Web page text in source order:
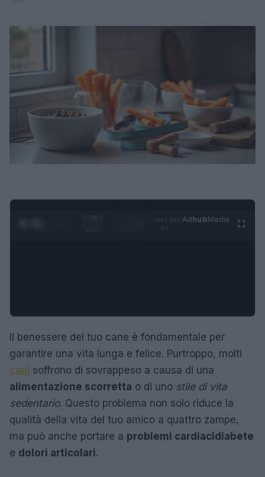
0:29 /
AdhubMedia
Il benessere del tuo cane è fondamentale per
garantire una vita lunga e felice. Purtroppo, molti
cani soffrono di sovrappeso a causa di una
alimentazione scorretta o di uno stile di vita
sedentario. Questo problema non solo riduce la
qualità della vita del tuo amico a quattro zampe,
ma può anche portare a problemi cardiacidiabete
e dolori articolari.